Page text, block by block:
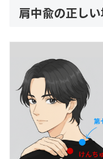
肩中兪の正し